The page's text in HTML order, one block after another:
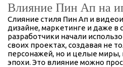
Влияние Пин Ап на
Слияние стиля Пин Ап и
дизайне, маркетинге и даже в
разработчики начали
своих проектах, создавая не
персонажей, но и целые миры,
эпохи. Это влияние можно